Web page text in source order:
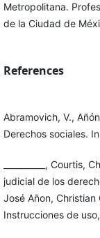
Metropolitana.
de la Ciudad de
References
Abramovich, V.,
Derechos sociales.
__________,
judicial de los
José Añon,
Instrucciones de